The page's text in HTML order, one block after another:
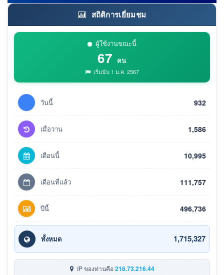
สถิติการเยี่ยมชม
ผู้ใช้งานขณะนี้
67 คน
เริ่มนับ 1 ม.ค. 2567
วันนี้ 932
เมื่อวาน 1,586
เดือนนี้ 10,995
เดือนที่แล้ว 111,757
ปีนี้ 496,736
ทั้งหมด 1,715,327
IP ของท่านคือ216.73.216.44